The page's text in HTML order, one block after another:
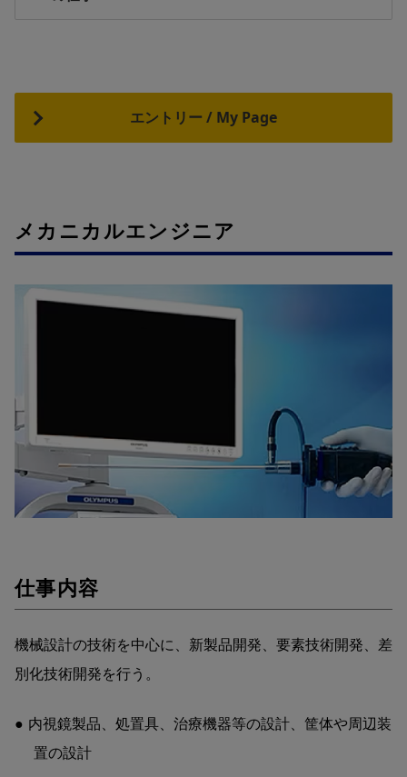
エントリー / My Page
メカニカルエンジニア
仕事内容
機械設計の技術を中心に、新製品開発、要素技術開発、差
別化技術開発を行う。
内視鏡製品、処置具、治療機器等の設計、筐体や周辺装
置の設計